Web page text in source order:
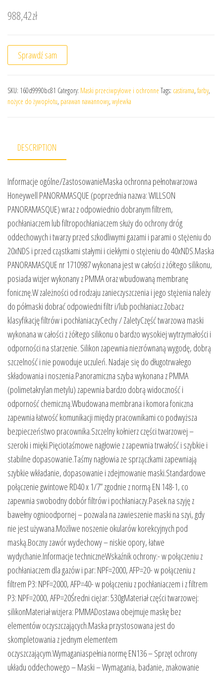
988,42zł
Sprawdź sam
SKU: 160d9990bc81 Category: Maski przeciwpyłowe i ochronne Tags: castirama, farby,
nożyce do żywopłotu, parawan nawannowy, wylewka
DESCRIPTION
Informacje ogólne/ZastosowanieMaska ochronna pełnotwarzowa
Honeywell PANORAMASQUE (poprzednia nazwa: WILLSON
PANORAMASQUE) wraz z odpowiednio dobranym filtrem,
pochłaniaczem lub filtropochłaniaczem służy do ochrony dróg
oddechowych i twarzy przed szkodliwymi gazami i parami o stężeniu do
20xNDS i przed cząstkami stałymi i ciekłymi o stężeniu do 40xNDS.Maska
PANORAMASQUE nr 1710987 wykonana jest w całości z żółtego silikonu,
posiada wizjer wykonany z PMMA oraz wbudowaną membranę
fonicznę.W zależności od rodzaju zanieczyszczenia i jego stężenia należy
do półmaski dobrać odpowiedni filtr i/lub pochłaniacz.Zobacz
klasyfikację filtrów i pochłaniaczyCechy / ZaletyCzęść twarzowa maski
wykonana w całości z żółtego silikonu o bardzo wysokiej wytrzymałości i
odporności na starzenie. Silikon zapewnia niezrównaną wygodę, dobrą
szczelność i nie powoduje uczuleń. Nadaje się do długotrwałego
składowania i noszenia.Panoramiczna szyba wykonana z PMMA
(polimetakrylan metylu) zapewnia bardzo dobrą widoczność i
odporność chemiczną.Wbudowana membrana i komora foniczna
zapewnia łatwość komunikacji między pracownikami co podwyższa
bezpieczeństwo pracownika.Szczelny kołnierz części twarzowej –
szeroki i mięki.Pięciotaśmowe nagłowie z zapewnia trwałość i szybkie i
stabilne dopasowanie.Taśmy nagłowia ze sprzączkami zapewniają
szybkie wkładanie, dopasowanie i zdejmowanie maski.Standardowe
połączenie gwintowe RD40 x 1/7” zgodnie z normą EN 148-1, co
zapewnia swobodny dobór filtrów i pochłaniaczy.Pasek na szyję z
bawełny ognioodpornej – pozwala na zawieszenie maski na szyi, gdy
nie jest używana.Możliwe noszenie okularów korekcyjnych pod
maską.Boczny zawór wydechowy – niskie opory, łatwe
wydychanie.Informacje techniczneWskaźnik ochrony:- w połączeniu z
pochłaniaczem dla gazów i par: NPF=2000, AFP=20- w połączeniu z
filtrem P3: NPF=2000, AFP=40- w połączeniu z pochłaniaczem i z filtrem
P3: NPF=2000, AFP=20Średni ciężar: 530gMateriał części twarzowej:
silikonMateriał wizjera: PMMADostawa obejmuje maskę bez
elementów oczyszczających.Maska przystosowana jest do
skompletowania z jednym elementem
oczyszczającym.Wymaganiaspełnia normę EN136 – Sprzęt ochrony
układu oddechowego – Maski – Wymagania, badanie, znakowanie